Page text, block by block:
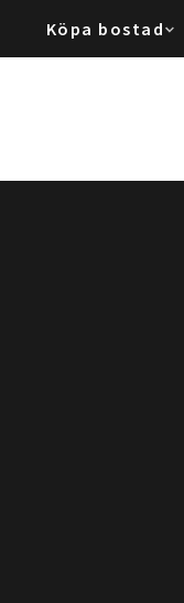
Köpa bostad